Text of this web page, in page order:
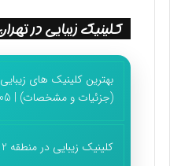
کلینیک زیبایی در
(جزئیات و مشخصات) | 1405
کلینیک زیبایی در منطقه 2